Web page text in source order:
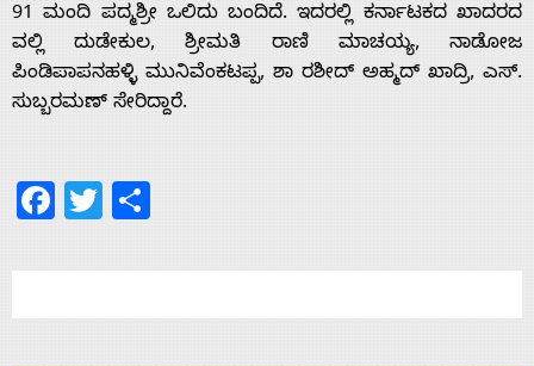
Contact
Us
91 ಮಂದಿ ಪದ್ಮಶ್ರೀ ಒಲಿದು ಬಂದಿದೆ. ಇದರಲ್ಲಿ ಕರ್ನಾಟಕದ ಖಾದರದ
ವಲ್ಲಿ ದುಡೇಕುಲ, ಶ್ರೀಮತಿ ರಾಣಿ ಮಾಚಯ್ಯ, ನಾಡೋಜ
ಪಿಂಡಿಪಾಪನಹಳ್ಳಿ ಮುನಿವೆಂಕಟಪ್ಪ, ಶಾ ರಶೀದ್ ಅಹ್ಮದ್ ಖಾದ್ರಿ, ಎಸ್.
ಸುಬ್ಬರಮಣ್ ಸೇರಿದ್ದಾರೆ.
Facebook
Twitter